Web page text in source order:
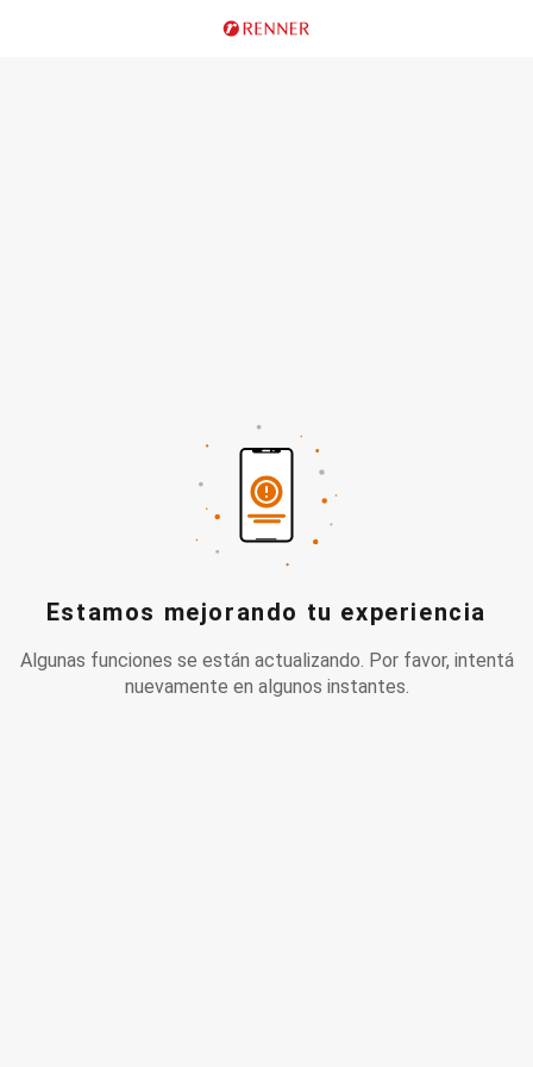
Estamos mejorando tu experiencia
Algunas funciones se están actualizando. Por favor, intentá
nuevamente en algunos instantes.